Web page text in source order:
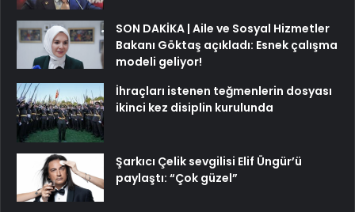
SON DAKİKA | Aile ve Sosyal Hizmetler
Bakanı Göktaş açıkladı: Esnek çalışma
modeli geliyor!
İhraçları istenen teğmenlerin dosyası
ikinci kez disiplin kurulunda
Şarkıcı Çelik sevgilisi Elif Üngür’ü
paylaştı: “Çok güzel”